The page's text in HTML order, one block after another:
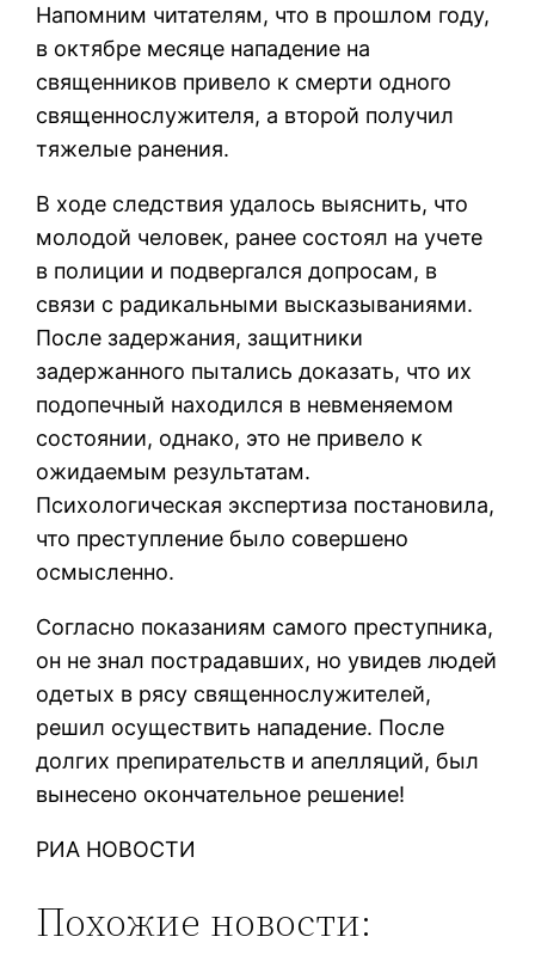
Напомним читателям, что в прошлом году,
в октябре месяце нападение на
священников привело к смерти одного
священнослужителя, а второй получил
тяжелые ранения.
В ходе следствия удалось выяснить, что
молодой человек, ранее состоял на учете
в полиции и подвергался допросам, в
связи с радикальными высказываниями.
После задержания, защитники
задержанного пытались доказать, что их
подопечный находился в невменяемом
состоянии, однако, это не привело к
ожидаемым результатам.
Психологическая экспертиза постановила,
что преступление было совершено
осмысленно.
Согласно показаниям самого преступника,
он не знал пострадавших, но увидев людей
одетых в рясу священнослужителей,
решил осуществить нападение. После
долгих препирательств и апелляций, был
вынесено окончательное решение!
РИА НОВОСТИ
Похожие новости: